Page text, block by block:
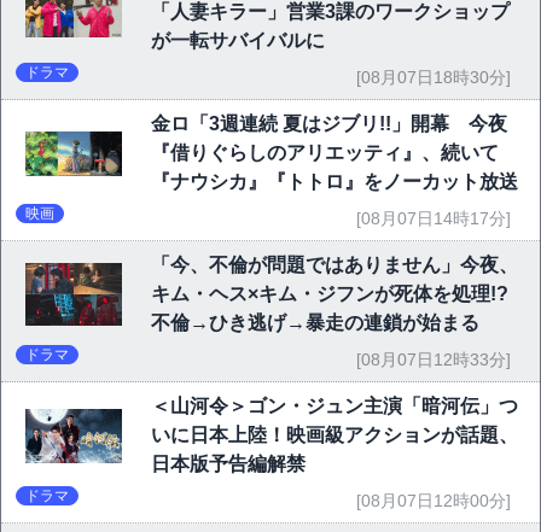
「人妻キラー」営業3課のワークショップ
が一転サバイバルに
ドラマ [08月07日18時30分]
金ロ「3週連続 夏はジブリ!!」開幕 今夜
『借りぐらしのアリエッティ』、続いて
『ナウシカ』『トトロ』をノーカット放送
映画 [08月07日14時17分]
「今、不倫が問題ではありません」今夜、
キム・ヘス×キム・ジフンが死体を処理!?
不倫→ひき逃げ→暴走の連鎖が始まる
ドラマ [08月07日12時33分]
＜山河令＞ゴン・ジュン主演「暗河伝」つ
いに日本上陸！映画級アクションが話題、
日本版予告編解禁
ドラマ [08月07日12時00分]